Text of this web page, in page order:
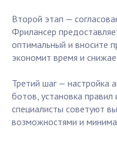
Второй этап —
Фрилансер
оптимальный и вносите
экономит время и
Третий шаг — настройка
ботов, установка
специалисты советуют
возможностями и